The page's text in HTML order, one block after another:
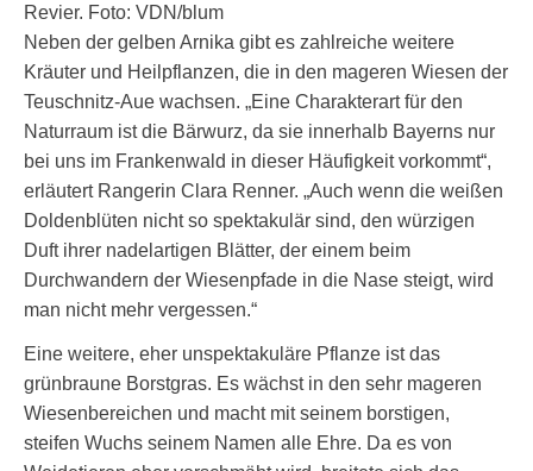
Revier. Foto: VDN/blum
Neben der gelben Arnika gibt es zahlreiche weitere
Kräuter und Heilpflanzen, die in den mageren Wiesen der
Teuschnitz-Aue wachsen. „Eine Charakterart für den
Naturraum ist die Bärwurz, da sie innerhalb Bayerns nur
bei uns im Frankenwald in dieser Häufigkeit vorkommt“,
erläutert Rangerin Clara Renner. „Auch wenn die weißen
Doldenblüten nicht so spektakulär sind, den würzigen
Duft ihrer nadelartigen Blätter, der einem beim
Durchwandern der Wiesenpfade in die Nase steigt, wird
man nicht mehr vergessen.“
Eine weitere, eher unspektakuläre Pflanze ist das
grünbraune Borstgras. Es wächst in den sehr mageren
Wiesenbereichen und macht mit seinem borstigen,
steifen Wuchs seinem Namen alle Ehre. Da es von